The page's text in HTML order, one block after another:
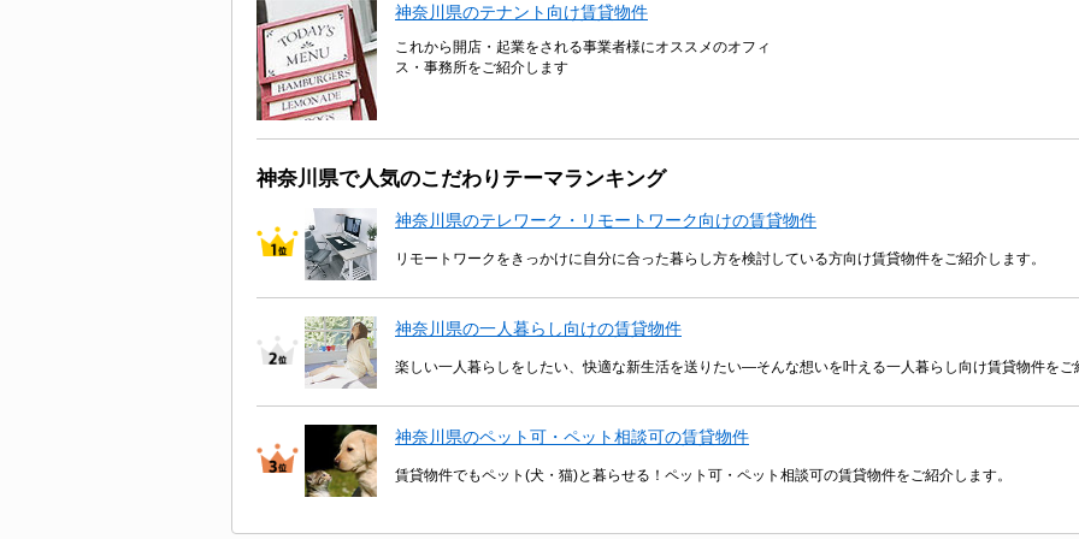
神奈川県のテナント向け賃貸物件
これから開店・起業をされる事業者様にオススメのオフィ
ス・事務所をご紹介します
神奈川県で人気のこだわりテーマランキング
神奈川県のテレワーク・リモートワーク向けの賃貸物件
リモートワークをきっかけに自分に合った暮らし方を検討している方向け賃貸物件をご紹介します。
神奈川県の一人暮らし向けの賃貸物件
楽しい一人暮らしをしたい、快適な新生活を送りたい―そんな想いを叶える一人暮らし向け賃貸物件をご
神奈川県のペット可・ペット相談可の賃貸物件
賃貸物件でもペット(犬・猫)と暮らせる！ペット可・ペット相談可の賃貸物件をご紹介します。